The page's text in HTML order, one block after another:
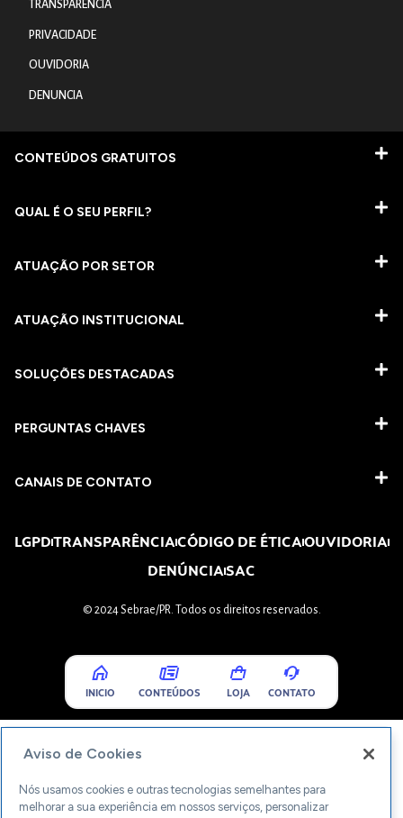
TRANSPARÊNCIA
PRIVACIDADE
OUVIDORIA
DENUNCIA
CONTEÚDOS GRATUITOS
QUAL É O SEU PERFIL?
ATUAÇÃO POR SETOR
ATUAÇÃO INSTITUCIONAL
SOLUÇÕES DESTACADAS
PERGUNTAS CHAVES​
CANAIS DE CONTATO
LGPDTRANSPARÊNCIACÓDIGO DE ÉTICAOUVIDORIA
DENÚNCIASAC
© 2024 Sebrae/PR. Todos os direitos reservados.
INICIO CONTEÚDOS LOJA CONTATO
Aviso de Cookies
Nós usamos cookies e outras tecnologias semelhantes para
melhorar a sua experiência em nossos serviços, personalizar